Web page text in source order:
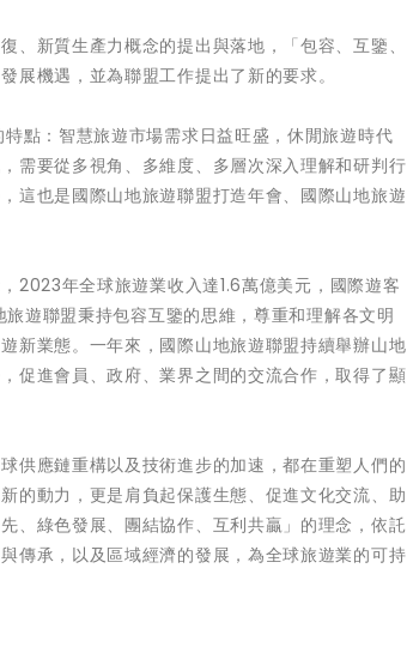
新質生產力概念的提出與落地，「包容、互鑒、
展機遇，並為聯盟工作提出了新的要求。
點：智慧旅遊市場需求日益旺盛，休閒旅遊時代
需要從多視角、多維度、多層次深入理解和研判行
這也是國際山地旅遊聯盟打造年會、國際山地旅遊
2023年全球旅遊業收入達1.6萬億美元，國際遊客
遊聯盟秉持包容互鑒的思維，尊重和理解各文明
新業態。一年來，國際山地旅遊聯盟持續舉辦山地
促進會員、政府、業界之間的交流合作，取得了顯
供應鏈重構以及技術進步的加速，都在重塑人們的
的動力，更是肩負起保護生態、促進文化交流、助
、綠色發展、團結協作、互利共贏」的理念，依託
傳承，以及區域經濟的發展，為全球旅遊業的可持